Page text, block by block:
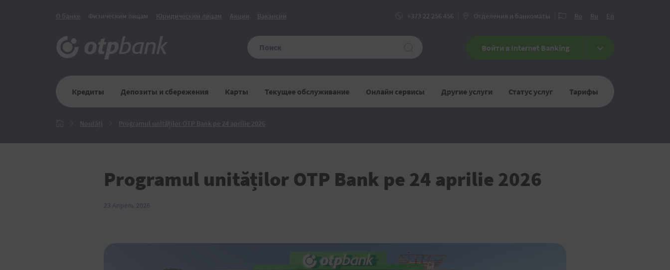
О банке Физическим лицам Юридическим лицам Акции Вакансии +373 22 256 456 Отделения и банкоматы Ro Ru En
Войти в Internet Banking
Кредиты Депозиты и сбережения Карты Текущее обслуживание Онлайн сервисы Другие услуги Статус услуг Тарифы
Noutăți NoutățiProgramul unităților OTP Bank pe 24 aprilie 2026
aprilie
2026
Programul unităților OTP Bank pe 24 aprilie 2026
23 Апрель 2026